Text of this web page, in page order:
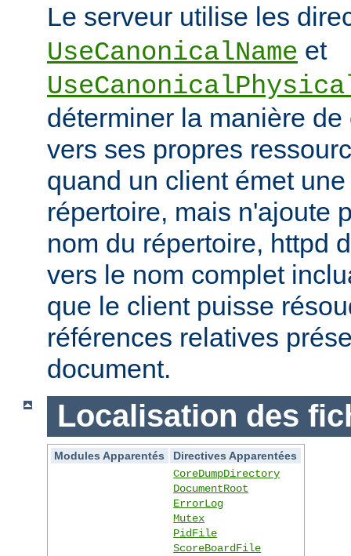
Le serveur utilise les
UseCanonicalName et
déterminer la manière
vers ses propres
quand un client émet
répertoire, mais n'ajoute
nom du répertoire, httpd
vers le nom complet
que le client puisse
références relatives
document.
Localisation des
Modules Apparentés
Directives Apparentées
CoreDumpDirectory
DocumentRoot
ErrorLog
Mutex
PidFile
ScoreBoardFile